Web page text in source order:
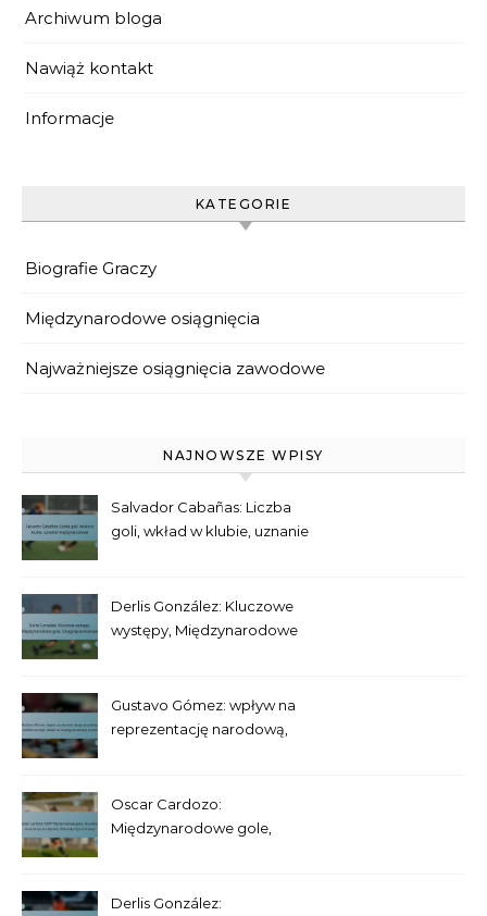
Archiwum bloga
Nawiąż kontakt
Informacje
KATEGORIE
Biografie Graczy
Międzynarodowe osiągnięcia
Najważniejsze osiągnięcia zawodowe
NAJNOWSZE WPISY
Salvador Cabañas: Liczba
goli, wkład w klubie, uznanie
Derlis González: Kluczowe
występy, Międzynarodowe
Gustavo Gómez: wpływ na
reprezentację narodową,
Oscar Cardozo:
Międzynarodowe gole,
reprezentacji
Derlis González: